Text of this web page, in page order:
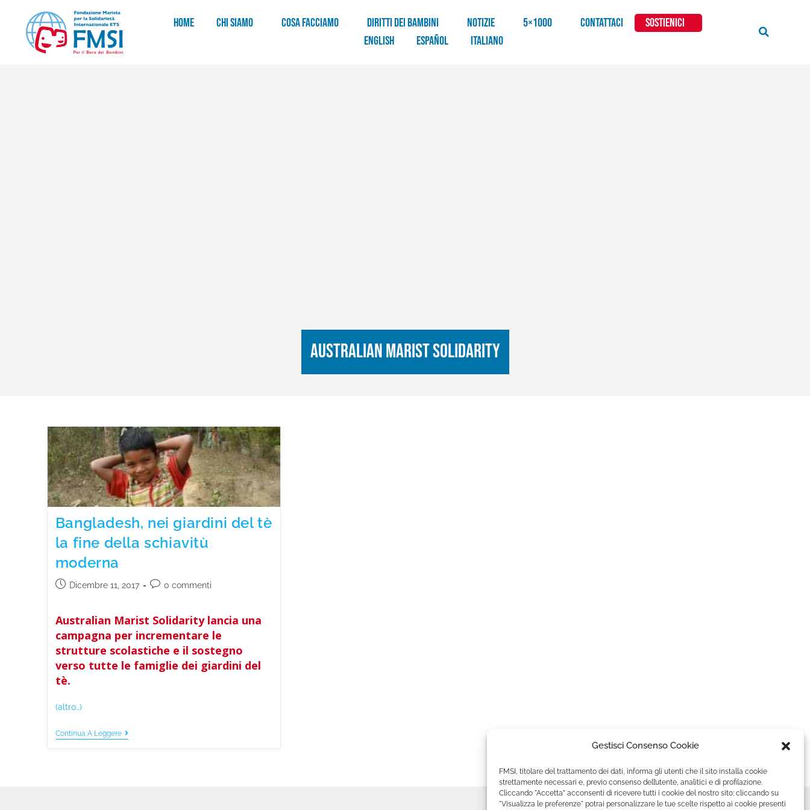
Gestisci Consenso Cookie
FMSI, titolare del trattamento dei dati, informa gli utenti che il sito installa cookie
strettamente necessari e, previo consenso dell’utente, analitici e di profilazione.
Cliccando "Accetta” acconsenti di ricevere tutti i cookie del nostro sito; cliccando su
"Visualizza le preferenze" potrai personalizzare le tue scelte rispetto ai cookie presenti
HOME CHI SIAMO COSA FACCIAMO DIRITTI DEI BAMBINI NOTIZIE 5×1000 CONTATTACI
SOSTIENICI
English
Español Italiano
Australian Marist solidarity
Bangladesh, nei giardini del tè
la fine della schiavitù
moderna
Dicembre 11, 2017 0 commenti
Australian Marist Solidarity lancia una
campagna per incrementare le
strutture scolastiche e il sostegno
verso tutte le famiglie dei giardini del
tè.
(altro…)
Continua A Leggere